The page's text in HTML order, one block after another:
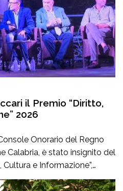
il Premio “Diritto,
2026
Onorario del Regno
Calabria, è stato insignito del
e Informazione”,
dal Consiglio